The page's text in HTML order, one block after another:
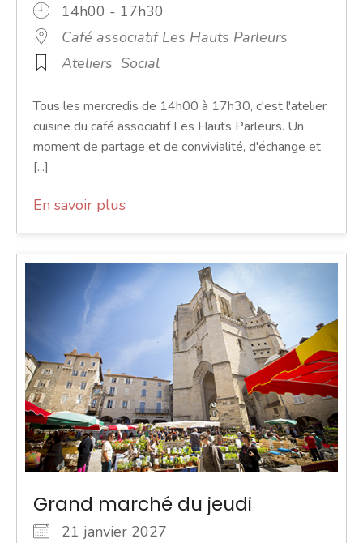
14h00 - 17h30
Café associatif Les Hauts Parleurs
Ateliers Social
Tous les mercredis de 14h00 à 17h30, c'est l'atelier
cuisine du café associatif Les Hauts Parleurs. Un
moment de partage et de convivialité, d'échange et
[...]
En savoir plus
Grand marché du jeudi
21 janvier 2027